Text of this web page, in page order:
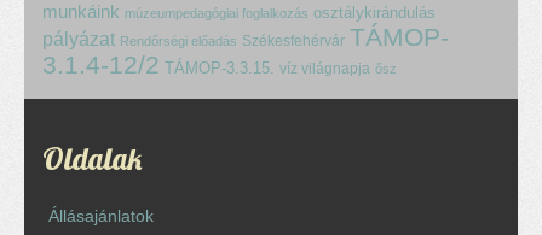
munkáink múzeumpedagógiai foglalkozás osztálykirándulás
pályázat Rendőrségi előadás Székesfehérvár TÁMOP-
3.1.4-12/2 TÁMOP-3.3.15. víz világnapja ősz
Oldalak
Állásajánlatok